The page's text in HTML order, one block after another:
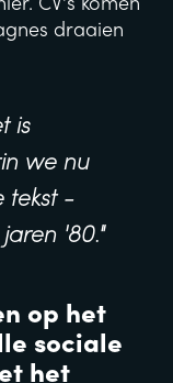
CV's komen
draaien
is
we nu
tekst -
'80."
op het
sociale
het